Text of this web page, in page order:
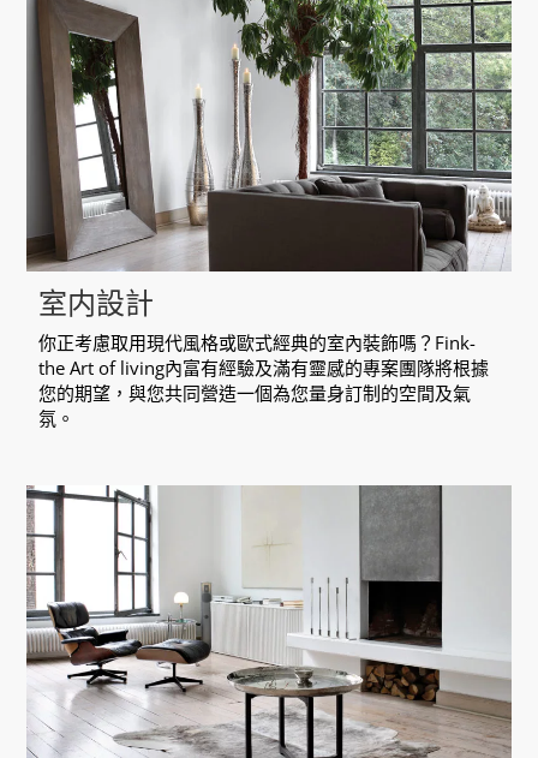
室内設計
你正考慮取用現代風格或歐式經典的室內裝飾嗎？Fink-
the Art of living內富有經驗及滿有靈感的專案團隊將根據
您的期望，與您共同營造一個為您量身訂制的空間及氣
氛。